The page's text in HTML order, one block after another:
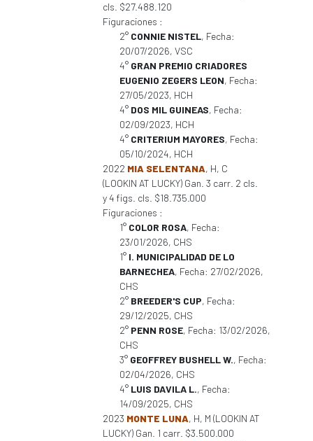
cls. $27.488.120
Figuraciones :
2° CONNIE NISTEL, Fecha:
20/07/2026, VSC
4° GRAN PREMIO CRIADORES
EUGENIO ZEGERS LEON, Fecha:
27/05/2023, HCH
4° DOS MIL GUINEAS, Fecha:
02/09/2023, HCH
4° CRITERIUM MAYORES, Fecha:
05/10/2024, HCH
2022 MIA SELENTANA, H, C
(LOOKIN AT LUCKY) Gan. 3 carr. 2 cls.
y 4 figs. cls. $18.735.000
Figuraciones :
1° COLOR ROSA, Fecha:
23/01/2026, CHS
1° I. MUNICIPALIDAD DE LO
BARNECHEA, Fecha: 27/02/2026,
CHS
2° BREEDER'S CUP, Fecha:
29/12/2025, CHS
2° PENN ROSE, Fecha: 13/02/2026,
CHS
3° GEOFFREY BUSHELL W., Fecha:
02/04/2026, CHS
4° LUIS DAVILA L., Fecha:
14/09/2025, CHS
2023 MONTE LUNA, H, M (LOOKIN AT
LUCKY) Gan. 1 carr. $3.500.000